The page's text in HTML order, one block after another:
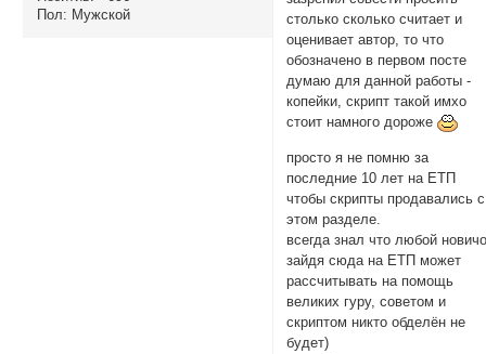
Пол: Мужской
столько сколько считает и
оценивает автор, то что
обозначено в первом посте
думаю для данной работы -
копейки, скрипт такой имхо
стоит намного дороже
просто я не помню за
последние 10 лет на ЕТП
чтобы скрипты продавались с
этом разделе.
всегда знал что любой
зайдя сюда на ЕТП может
рассчитывать на помощь
великих гуру, советом и
скриптом никто обделён не
будет)